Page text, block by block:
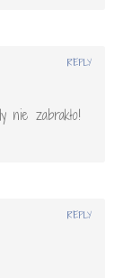
nie zabrakło!
REPLY
REPLY